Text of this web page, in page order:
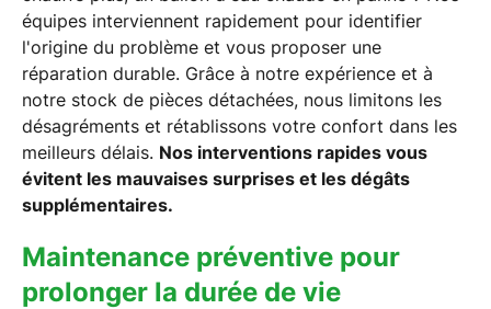
équipes interviennent rapidement pour identifier
l'origine du problème et vous proposer une
réparation durable. Grâce à notre expérience et à
notre stock de pièces détachées, nous limitons les
désagréments et rétablissons votre confort dans les
meilleurs délais. Nos interventions rapides vous
évitent les mauvaises surprises et les dégâts
supplémentaires.
Maintenance préventive pour
prolonger la durée de vie